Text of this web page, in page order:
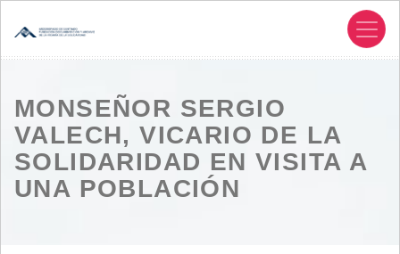
MONSEÑOR SERGIO
VALECH, VICARIO DE LA
SOLIDARIDAD EN VISITA A
UNA POBLACIÓN